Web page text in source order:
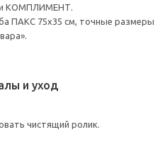
КОМПЛИМЕНТ.
ПАКС 75x35 см, точные размеры
и уход
чистящий ролик.